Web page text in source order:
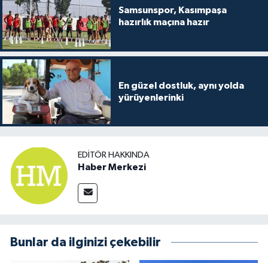
Samsunspor, Kasımpaşa
hazırlık maçına hazır
En güzel dostluk, aynı yolda
yürüyenlerinki
EDITÖR HAKKINDA
Haber Merkezi
Bunlar da ilginizi çekebilir